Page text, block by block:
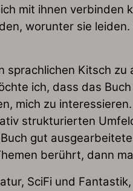
mit ihnen verbinden
worunter sie
sprachlichen Kitsch
ich, dass das
mich zu
strukturierten
gut
berührt, dann
SciFi und